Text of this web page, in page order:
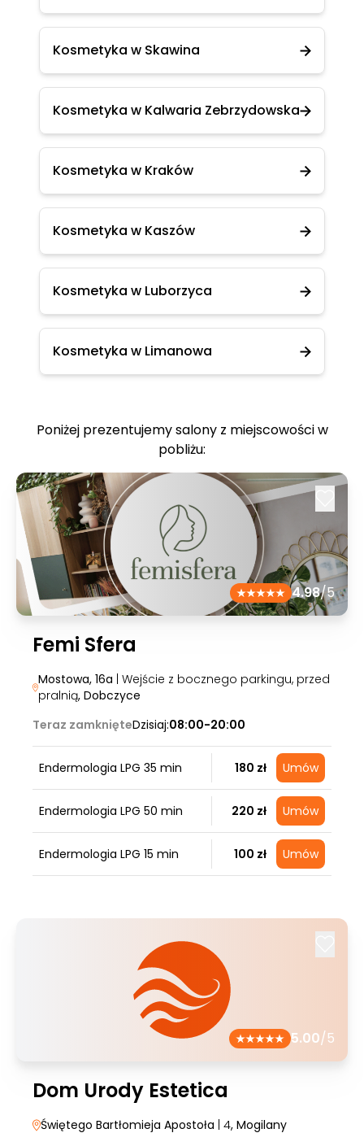
Kosmetyka w Skawina
Kosmetyka w Kalwaria Zebrzydowska
Kosmetyka w Kraków
Kosmetyka w Kaszów
Kosmetyka w Luborzyca
Kosmetyka w Limanowa
Poniżej prezentujemy salony z miejscowości w
pobliżu:
4.98/5
Femi Sfera
Mostowa, 16a | Wejście z bocznego parkingu, przed
pralnią, Dobczyce
Teraz zamknięteDzisiaj:08:00-20:00
Endermologia LPG 35 min 180 zł Umów
Endermologia LPG 50 min 220 zł Umów
Endermologia LPG 15 min 100 zł Umów
5.00/5
Dom Urody Estetica
Świętego Bartłomieja Apostoła | 4, Mogilany